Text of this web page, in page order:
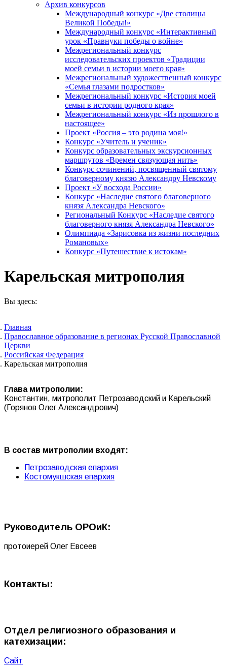
Архив конкурсов
Международный конкурс «Две столицы
Великой Победы!»
Международный конкурс «Интерактивный
урок «Правнуки победы о войне»
Межрегиональный конкурс
исследовательских проектов «Традиции
моей семьи в истории моего края»
Межрегиональный художественный конкурс
«Семья глазами подростков»
Межрегиональный конкурс «История моей
семьи в истории родного края»
Межрегиональный конкурс «Из прошлого в
настоящее»
Проект «Россия – это родина моя!»
Конкурс «Учитель и ученик»
Конкурс образовательных экскурсионных
маршрутов «Времен связующая нить»
Конкурс сочинений, посвященный святому
благоверному князю Александру Невскому
Проект «У восхода России»
Конкурс «Наследие святого благоверного
князя Александра Невского»
Региональный Конкурс «Наследие святого
благоверного князя Александра Невского»
Олимпиада «Зарисовка из жизни последних
Романовых»
Конкурс «Путешествие к истокам»
Карельская митрополия
Вы здесь:
Главная
Православное образование в регионах Русской Православной
Церкви
Российская Федерация
Карельская митрополия
Глава митрополии:
Константин, митрополит Петрозаводский и Карельский
(Горянов Олег Александрович)
В состав митрополии входят:
Петрозаводская епархия
Костомукшская епархия
Руководитель ОРОиК:
протоиерей Олег Евсеев
Контакты:
Отдел религиозного образования и
катехизации:
Сайт